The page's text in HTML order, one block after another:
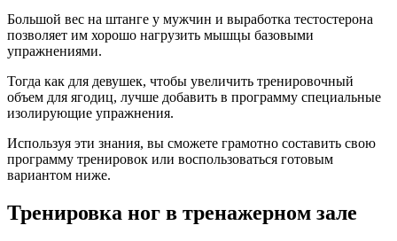
Большой вес на штанге у мужчин и выработка тестостерона
позволяет им хорошо нагрузить мышцы базовыми
упражнениями.
Тогда как для девушек, чтобы увеличить тренировочный
объем для ягодиц, лучше добавить в программу специальные
изолирующие упражнения.
Используя эти знания, вы сможете грамотно составить свою
программу тренировок или воспользоваться готовым
вариантом ниже.
Тренировка ног в тренажерном зале